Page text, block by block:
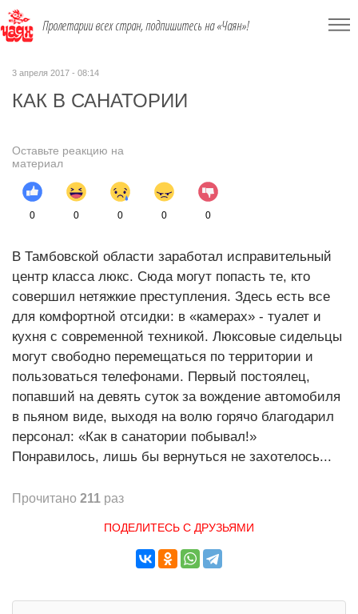
Пролетарии всех стран, подпишитесь на «Чаян»!
3 апреля 2017 - 08:14
КАК В САНАТОРИИ
Оставьте реакцию на
материал
0 0 0 0 0
В Тамбовской области заработал исправительный
центр класса люкс. Сюда могут попасть те, кто
совершил нетяжкие преступления. Здесь есть все
для комфортной отсидки: в «камерах» - туалет и
кухня с современной техникой. Люксовые сидельцы
могут свободно перемещаться по территории и
пользоваться телефонами. Первый постоялец,
попавший на девять суток за вождение автомобиля
в пьяном виде, выходя на волю горячо благодарил
персонал: «Как в санатории побывал!»
Понравилось, лишь бы вернуться не захотелось...
Прочитано 211 раз
ПОДЕЛИТЕСЬ С ДРУЗЬЯМИ